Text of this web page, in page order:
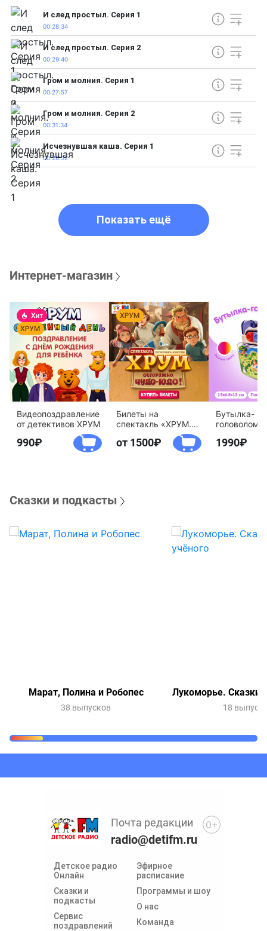
И след простыл. Серия 1
00:28:34
И след простыл. Серия 2
00:29:40
Гром и молния. Серия 1
00:27:57
Гром и молния. Серия 2
00:31:34
Исчезнувшая каша. Серия 1
00:28:32
Показать ещё
Интернет-магазин
Видеопоздравление
от детективов ХРУМ
990
Билеты на
спектакль «ХРУМ.
Осторожно, Чудо-
Юдо!»
от 1500
Бутылка-
агентство
1990
Сказки и подкасты
Марат, Полина и Робопес
38 выпусков
Лукоморье. Сказки
18
Детское радио
Онлайн
Сказки и
подкасты
Сервис
поздравлений
Эфирное
расписание
Программы и шоу
О нас
Команда
Почта редакции
radio@detifm.ru
0+